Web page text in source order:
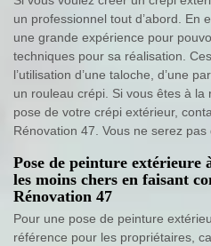
un professionnel tout d’abord. En
une grande expérience pour
techniques pour sa réalisation.
l’utilisation d’une taloche, d’une
un rouleau crépi. Si vous êtes à la
pose de votre crépi extérieur,
Rénovation 47. Vous ne serez
Pose de peinture extérieure
les moins chers en faisant
Rénovation 47
Pour une pose de peinture
référence pour les propriétaires,